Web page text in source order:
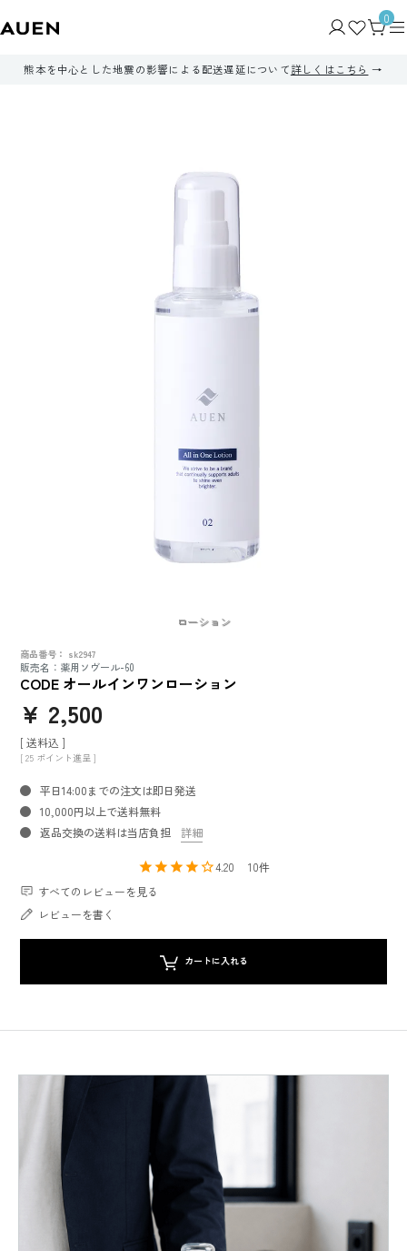
0
熊本を中心とした地震の影響による配送遅延について詳しくはこちら
ローション
商品番号 sk2947
販売名：薬用ソヴール-60
CODE オールインワンローション
¥ 2,500
送料込
[ 25 ポイント進呈 ]
平日14:00までの注文は即日発送
10,000円以上で送料無料
返品交換の送料は当店負担
詳細
4.20
10
すべてのレビューを見る
レビューを書く
カートに入れる